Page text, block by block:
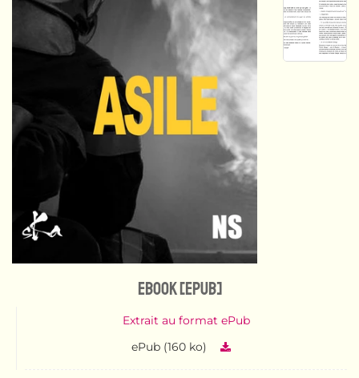
eBook [ePub]
Extrait au format ePub
ePub (160 ko)